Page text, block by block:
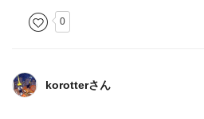
0
korotterさん